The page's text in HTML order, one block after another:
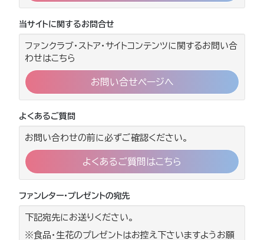
当サイトに関するお問合せ
ファンクラブ・ストア・サイトコンテンツに関するお問い合
わせはこちら
お問い合せページへ
よくあるご質問
お問い合わせの前に必ずご確認ください。
よくあるご質問はこちら
ファンレター・プレゼントの宛先
下記宛先にお送りください。
※食品・生花のプレゼントはお控え下さいますようお願